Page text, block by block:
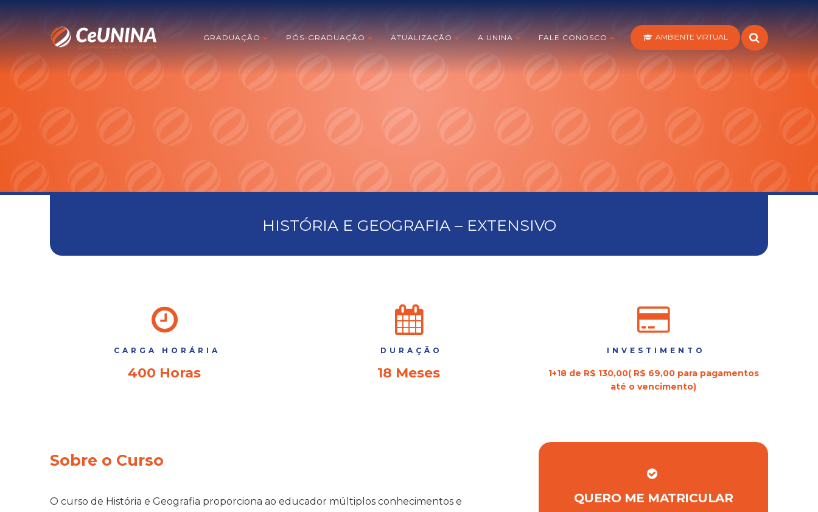
GRADUAÇÃO PÓS-GRADUAÇÃO ATUALIZAÇÃO A UNINA FALE CONOSCO AMBIENTE VIRTUAL
HISTÓRIA E GEOGRAFIA – EXTENSIVO
CARGA HORÁRIA
400 Horas
DURAÇÃO
18 Meses
INVESTIMENTO
1+18 de R$ 130,00( R$ 69,00 para pagamentos
até o vencimento)
Sobre o Curso
O curso de História e Geografia proporciona ao educador múltiplos conhecimentos e
QUERO ME MATRICULAR